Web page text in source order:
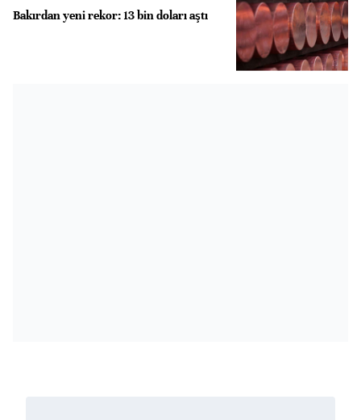
Bakırdan yeni rekor: 13 bin doları aştı